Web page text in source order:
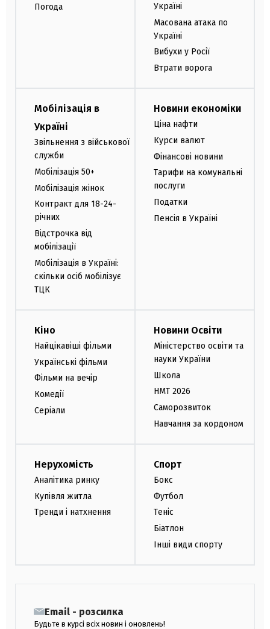
Погода
Україні
Масована атака по
Україні
Вибухи у Росії
Втрати ворога
Мобілізація в
Україні
Звільнення з військової
служби
Мобілізація 50+
Мобілізація жінок
Контракт для 18-24-
річних
Відстрочка від
мобілізації
Мобілізація в Україні:
скільки осіб мобілізує
ТЦК
Новини економіки
Ціна нафти
Курси валют
Фінансові новини
Тарифи на комунальні
послуги
Податки
Пенсія в Україні
Кіно
Найцікавіші фільми
Українські фільми
Фільми на вечір
Комедії
Серіали
Новини Освіти
Міністерство освіти та
науки України
Школа
НМТ 2026
Саморозвиток
Навчання за кордоном
Нерухомість
Аналітика ринку
Купівля житла
Тренди і натхнення
Спорт
Бокс
Футбол
Теніс
Біатлон
Інші види спорту
Email - розсилка
Будьте в курсі всіх новин і оновлень!